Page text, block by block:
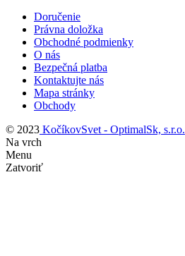
Doručenie
Právna doložka
Obchodné podmienky
O nás
Bezpečná platba
Kontaktujte nás
Mapa stránky
Obchody
© 2023 KočíkovSvet - OptimalSk, s.r.o.
Na vrch
Menu
Zatvoriť